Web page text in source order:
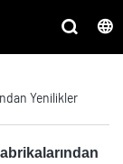
Yenilikler